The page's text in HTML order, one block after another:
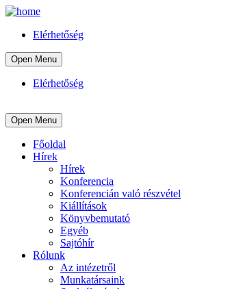
Elérhetőség
Open Menu
Elérhetőség
Open Menu
Főoldal
Hírek
Hírek
Konferencia
Konferencián való részvétel
Kiállítások
Könyvbemutató
Egyéb
Sajtóhír
Rólunk
Az intézetről
Munkatársaink